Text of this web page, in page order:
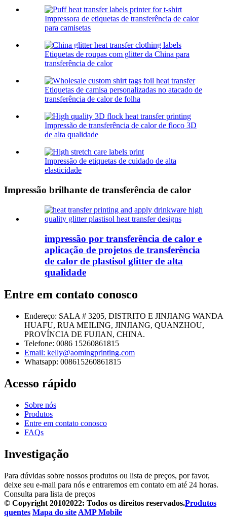
Impressora de etiquetas de transferência de calor
para camisetas
Etiquetas de roupas com glitter da China para
transferência de calor
Etiquetas de camisa personalizadas no atacado de
transferência de calor de folha
Impressão de transferência de calor de floco 3D
de alta qualidade
Impressão de etiquetas de cuidado de alta
elasticidade
Impressão brilhante de transferência de calor
impressão por transferência de calor e
aplicação de projetos de transferência
de calor de plastisol glitter de alta
qualidade
Entre em contato conosco
Endereço: SALA # 3205, DISTRITO E JINJIANG WANDA
HUAFU, RUA MEILING, JINJIANG, QUANZHOU,
PROVÍNCIA DE FUJIAN, CHINA.
Telefone: 0086 15260861815
Email: kelly@aomingprinting.com
Whatsapp: 008615260861815
Acesso rápido
Sobre nós
Produtos
Entre em contato conosco
FAQs
Investigação
Para dúvidas sobre nossos produtos ou lista de preços, por favor,
deixe seu e-mail para nós e entraremos em contato em até 24 horas.
Consulta para lista de preços
© Copyright 20102022: Todos os direitos reservados.Produtos
quentes Mapa do site AMP Mobile